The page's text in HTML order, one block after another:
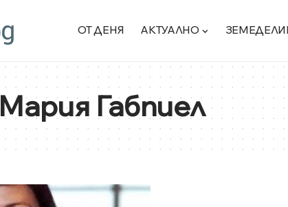
ОТ ДЕНЯ АКТУАЛНО
Мария Габпиел